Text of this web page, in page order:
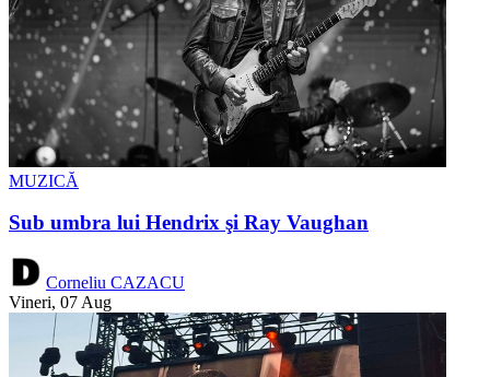
MUZICĂ
Sub umbra lui Hendrix şi Ray Vaughan
Corneliu CAZACU
Vineri, 07 Aug